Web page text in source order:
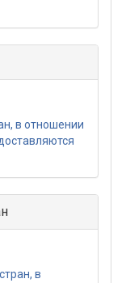
в отношении
в